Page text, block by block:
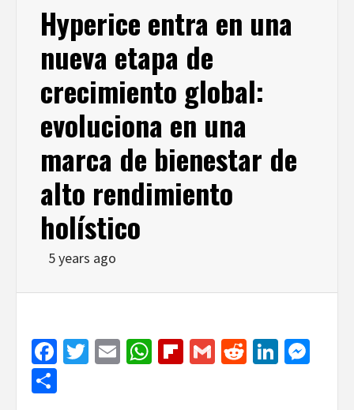
Hyperice entra en una
nueva etapa de
crecimiento global:
evoluciona en una
marca de bienestar de
alto rendimiento
holístico
5 years ago
Facebook
Twitter
EmailWhatsApp
Flipboard
GmailReddit